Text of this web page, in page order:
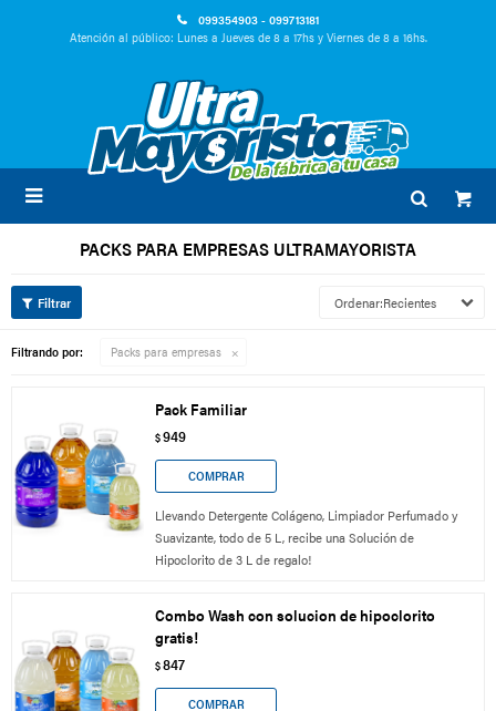
099354903 - 099713181
Atención al público: Lunes a Jueves de 8 a 17hs y Viernes de 8 a 16hs.

PACKS PARA EMPRESAS ULTRAMAYORISTA
Recientes
Filtrando por: Packs para empresas
Pack Familiar
$949
Llevando Detergente Colágeno, Limpiador Perfumado y
Suavizante, todo de 5 L, recibe una Solución de
Hipoclorito de 3 L de regalo!
Combo Wash con solucion de hipoclorito
gratis!
$847